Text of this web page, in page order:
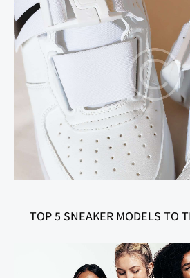
TOP 5 SNEAKER MODELS TO